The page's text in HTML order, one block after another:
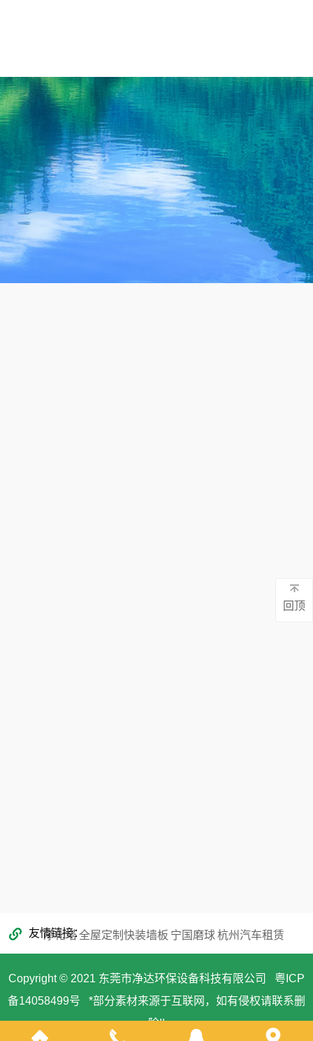
体吸汲上提
的同时，负
压区吸入大
量空气，注
入水、气、
固三相混合
管内，水、
气、固充分
混合、传质
后呈水雾状
化氧化+生物
强化处理+双
膜脱盐”成套
技术，通过
催化氧化脱
色，同时提
高可生化性
友情链接
净化塔全屋定制快装墙板 宁国磨球杭州汽车租赁
Copyright © 2021 东莞市净达环保设备科技有限公司 粤ICP
备14058499号 *部分素材来源于互联网，如有侵权请联系删
除!!
回顶